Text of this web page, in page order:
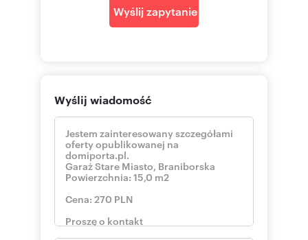
Wyślij zapytanie
Wyślij wiadomość